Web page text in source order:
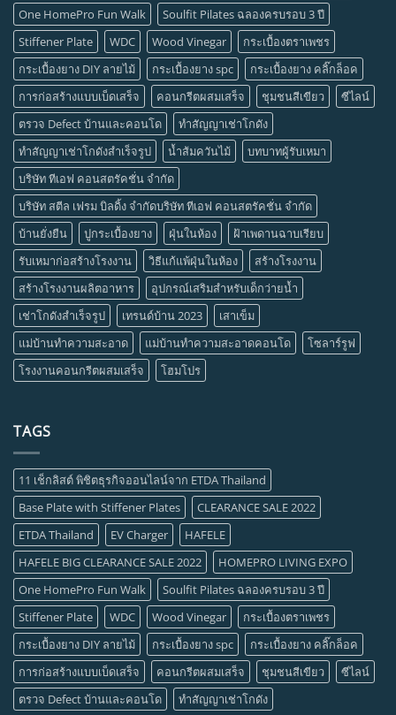
One HomePro Fun Walk
Soulfit Pilates ฉลองครบรอบ 3 ปี
Stiffener Plate
WDC Wood Vinegar
กระเบื้องตราเพชร
กระเบื้องยาง DIY ลายไม้
กระเบื้องยาง spc
กระเบื้องยาง คลิ๊กล็อค
การก่อสร้างแบบเบ็ดเสร็จ
คอนกรีตผสมเสร็จ ชุมชนสีเขียว
ซีไลน์
ตรวจ Defect บ้านและคอนโด
ทำสัญญาเช่าโกดัง
ทำสัญญาเช่าโกดังสำเร็จรูป
น้ำส้มควันไม้
บทบาทผู้รับเหมา
บริษัท ทีเอฟ คอนสตรัคชั่น จำกัด
บริษัท สตีล เฟรม บิลดิ้ง จำกัดบริษัท ทีเอฟ คอนสตรัคชั่น จำกัด
บ้านยั่งยืน
ปูกระเบื้องยาง ฝุ่นในห้อง
ฝ้าเพดานฉาบเรียบ
รับเหมาก่อสร้างโรงงาน
วิธีแก้แพ้ฝุ่นในห้อง
สร้างโรงงาน
สร้างโรงงานผลิตอาหาร
อุปกรณ์เสริมสำหรับเด็กว่ายน้ำ
เช่าโกดังสำเร็จรูป
เทรนด์บ้าน 2023
เสาเข็ม
แม่บ้านทำความสะอาด
แม่บ้านทำความสะอาดคอนโด
โซลาร์รูฟ
โรงงานคอนกรีตผสมเสร็จ
โฮมโปร
TAGS
11 เช็กลิสต์ พิชิตธุรกิจออนไลน์จาก ETDA Thailand
Base Plate with Stiffener Plates
CLEARANCE SALE 2022
ETDA Thailand
EV Charger
HAFELE
HAFELE BIG CLEARANCE SALE 2022
HOMEPRO LIVING EXPO
One HomePro Fun Walk
Soulfit Pilates ฉลองครบรอบ 3 ปี
Stiffener Plate
WDC Wood Vinegar
กระเบื้องตราเพชร
กระเบื้องยาง DIY ลายไม้
กระเบื้องยาง spc
กระเบื้องยาง คลิ๊กล็อค
การก่อสร้างแบบเบ็ดเสร็จ
คอนกรีตผสมเสร็จ ชุมชนสีเขียว
ซีไลน์
ตรวจ Defect บ้านและคอนโด
ทำสัญญาเช่าโกดัง